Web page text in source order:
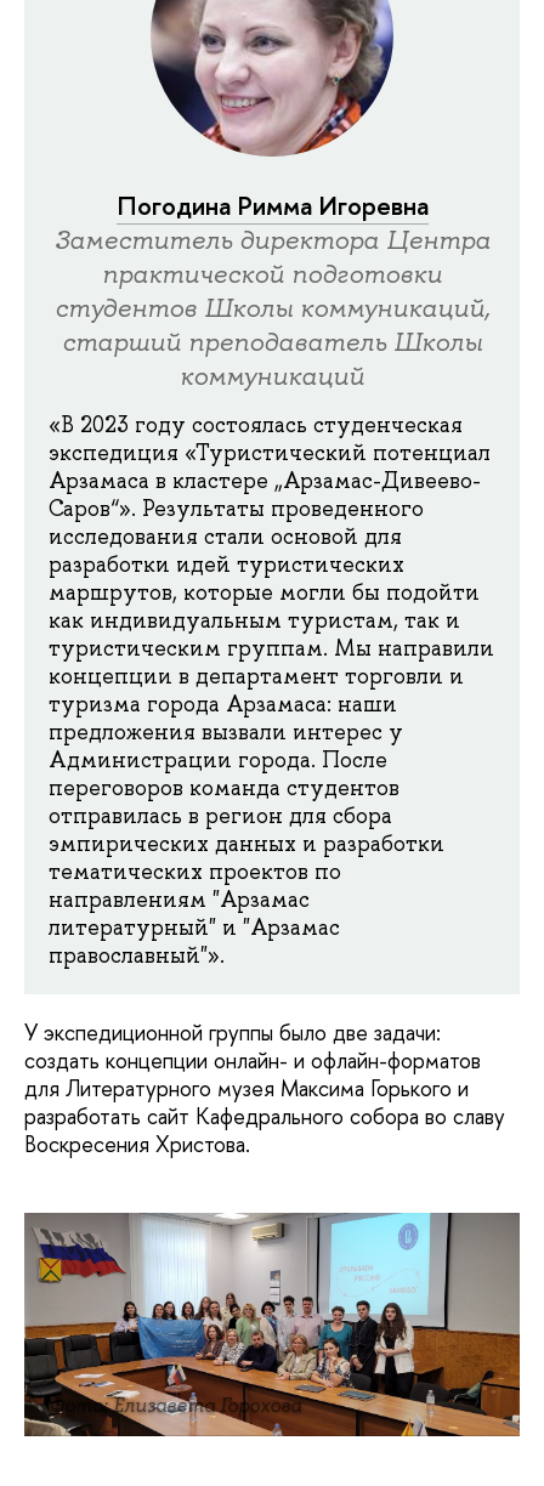
Погодина Римма Игоревна
Заместитель директора Центра
практической подготовки
студентов Школы коммуникаций,
старший преподаватель Школы
коммуникаций
«В 2023 году состоялась студенческая
экспедиция «Туристический потенциал
Арзамаса в кластере „Арзамас-Дивеево-
Саров“». Результаты проведенного
исследования стали основой для
разработки идей туристических
маршрутов, которые могли бы подойти
как индивидуальным туристам, так и
туристическим группам. Мы направили
концепции в департамент торговли и
туризма города Арзамаса: наши
предложения вызвали интерес у
Администрации города. После
переговоров команда студентов
отправилась в регион для сбора
эмпирических данных и разработки
тематических проектов по
направлениям "Арзамас
литературный" и "Арзамас
православный"».
У экспедиционной группы было две задачи:
создать концепции онлайн- и офлайн-форматов
для Литературного музея Максима Горького и
разработать сайт Кафедрального собора во славу
Воскресения Христова.
Фото: Елизавета Горохова